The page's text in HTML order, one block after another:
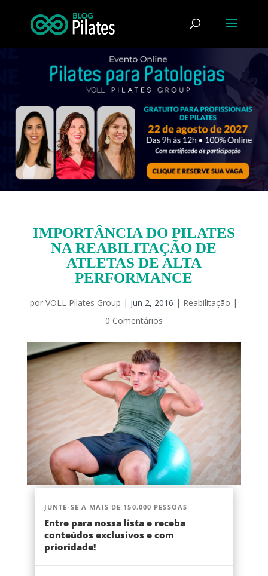
IMPORTÂNCIA DO PILATES
NA REABILITAÇÃO DE
ATLETAS DE ALTA
PERFORMANCE
porVOLL Pilates Group | jun 2, 2016 | Reabilitação |
0 Comentários
JUNTE-SE A MAIS DE 150.000 PESSOAS
Entre para nossa lista e receba
conteúdos exclusivos e com
prioridade!